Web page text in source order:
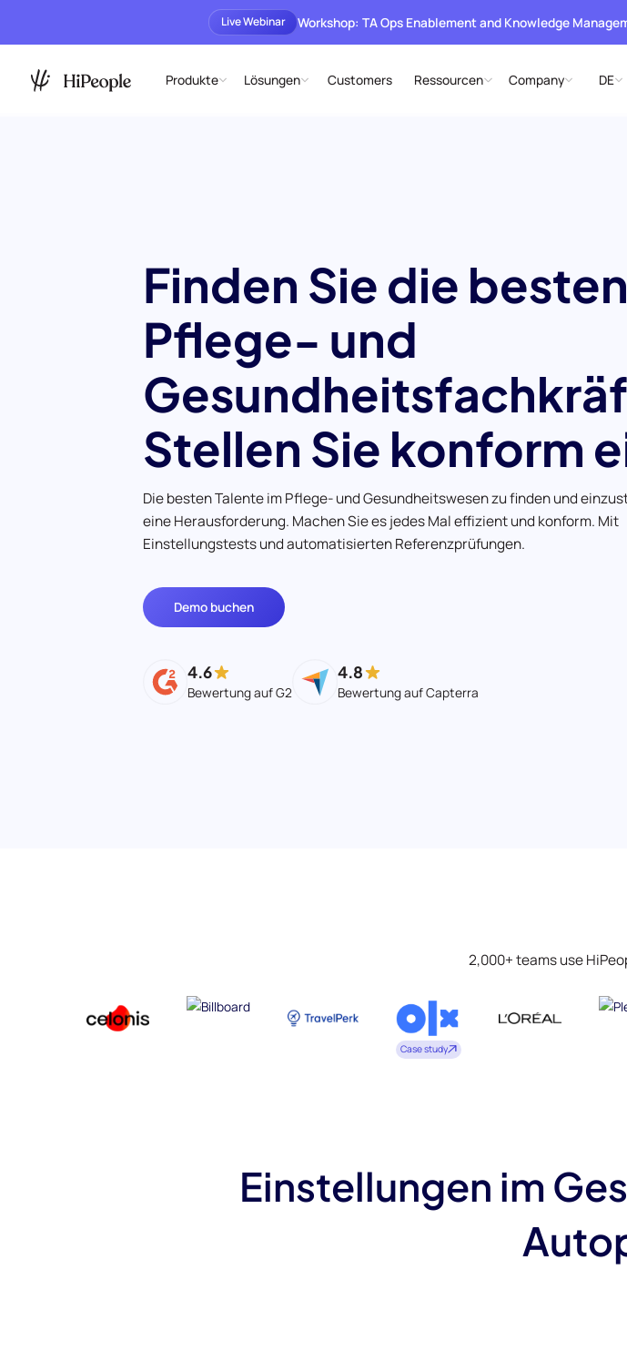
Live Webinar Workshop: TA Ops Enablement and Knowledge
Produkte Lösungen Customers Ressourcen Company DE
Finden Sie die besten
Pflege- und
Stellen Sie konform
Die besten Talente im Pflege- und Gesundheitswesen zu finden und
eine Herausforderung. Machen Sie es jedes Mal effizient und konform. Mit
Einstellungstests und automatisierten Referenzprüfungen.
Demo buchen
4.6
Bewertung auf G2
4.8
Bewertung auf Capterra
2,000+ teams use
Case study
Einstellungen im